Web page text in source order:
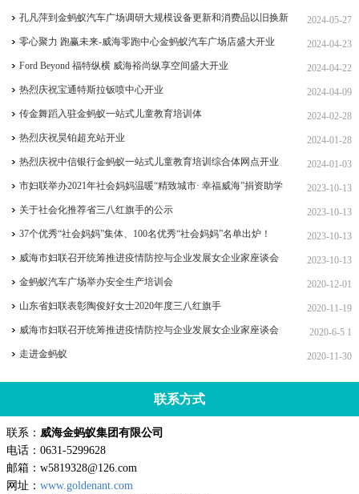
代 2024-05-27
孔凡萍到金蚂蚁汽车广场调研大规模设备更新和消费品以旧换新
工作 2024-04-23
零心聚力 跑赢未来-威海零跑中心金蚂蚁汽车广场店盛大开业
2024-04-22
Ford Beyond 福特纵横 威海裕尚纵享空间盛大开业
2024-04-09
热烈庆祝宝通特斯拉钣喷中心开业
2024-02-28
传金舞蹈入驻金蚂蚁一站式儿童教育培训体
2024-01-28
热烈庆祝昊铂超充站开业
2024-01-03
热烈庆祝中信银行金蚂蚁一站式儿童教育培训综合体网点开业
2023-10-13
市妇联举办2021年社会妈妈温暖“精致城市· 幸福威海”捐资助学
女企业家协会专场活动 2023-10-13
关于社会化推荐省三八红旗手的公示
2023-10-13
37个优秀“社会妈妈”集体、100名优秀“社会妈妈”名单出炉！
2023-10-13
威海市妇联召开统筹推进疫情防控与企业发展女企业家座谈会
2020-12-01
金蚂蚁汽车广场举办安全生产培训会
2020-11-19
山东省妇联表彰陶俊好女士2020年度三八红旗手
2020-6-5 1
威海市妇联召开统筹推进疫情防控与企业发展女企业家座谈会
2020-11-30
走进金蚂蚁
联系方式
联系： 威海金蚂蚁集团有限公司
电话：0631-5299628
邮箱：w5819328@126.com
网址： www.goldenant.com